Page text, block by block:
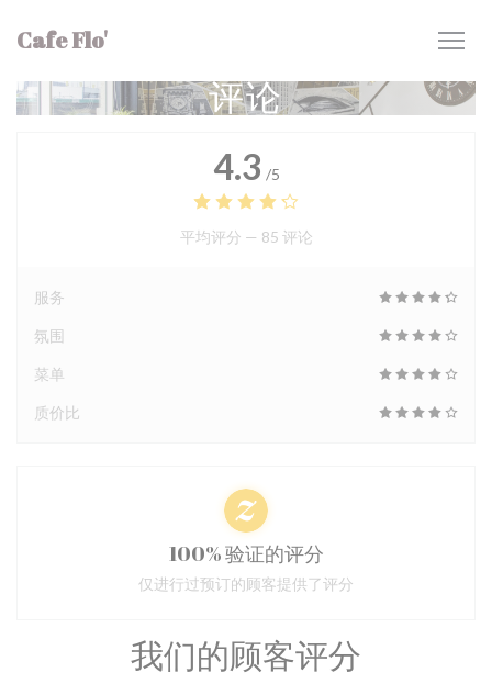
Cafe Flo'
评论
我们的顾客评分
4.3 /5
平均评分 — 85 评论
服务
氛围
菜单
质价比
100% 验证的评分
仅进行过预订的顾客提供了评分